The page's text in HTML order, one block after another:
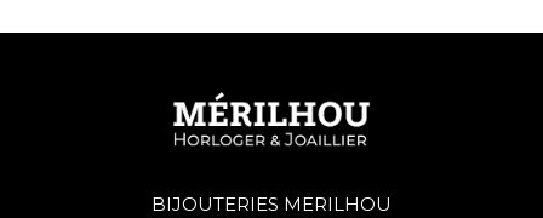
BIJOUTERIES MERILHOU